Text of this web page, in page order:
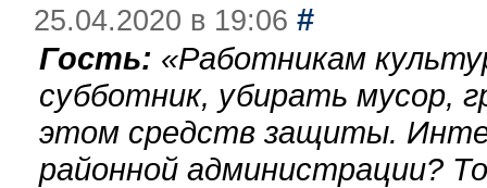
25.04.2020 в 19:06 #
Гость: «Работникам
субботник, убирать мусор,
этом средств защиты.
районной администрации?